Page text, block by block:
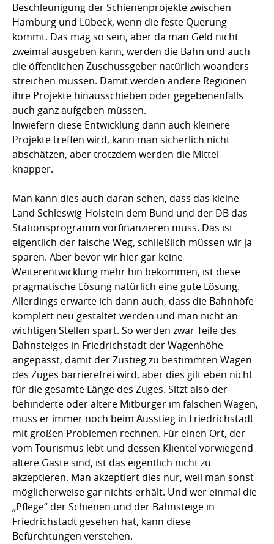
Beschleunigung der Schienenprojekte zwischen
Hamburg und Lübeck, wenn die feste Querung
kommt. Das mag so sein, aber da man Geld nicht
zweimal ausgeben kann, werden die Bahn und auch
die öffentlichen Zuschussgeber natürlich woanders
streichen müssen. Damit werden andere Regionen
ihre Projekte hinausschieben oder gegebenenfalls
auch ganz aufgeben müssen.
Inwiefern diese Entwicklung dann auch kleinere
Projekte treffen wird, kann man sicherlich nicht
abschätzen, aber trotzdem werden die Mittel
knapper.
Man kann dies auch daran sehen, dass das kleine
Land Schleswig-Holstein dem Bund und der DB das
Stationsprogramm vorfinanzieren muss. Das ist
eigentlich der falsche Weg, schließlich müssen wir ja
sparen. Aber bevor wir hier gar keine
Weiterentwicklung mehr hin bekommen, ist diese
pragmatische Lösung natürlich eine gute Lösung.
Allerdings erwarte ich dann auch, dass die Bahnhöfe
komplett neu gestaltet werden und man nicht an
wichtigen Stellen spart. So werden zwar Teile des
Bahnsteiges in Friedrichstadt der Wagenhöhe
angepasst, damit der Zustieg zu bestimmten Wagen
des Zuges barrierefrei wird, aber dies gilt eben nicht
für die gesamte Länge des Zuges. Sitzt also der
behinderte oder ältere Mitbürger im falschen Wagen,
muss er immer noch beim Ausstieg in Friedrichstadt
mit großen Problemen rechnen. Für einen Ort, der
vom Tourismus lebt und dessen Klientel vorwiegend
ältere Gäste sind, ist das eigentlich nicht zu
akzeptieren. Man akzeptiert dies nur, weil man sonst
möglicherweise gar nichts erhält. Und wer einmal die
„Pflege“ der Schienen und der Bahnsteige in
Friedrichstadt gesehen hat, kann diese
Befürchtungen verstehen.